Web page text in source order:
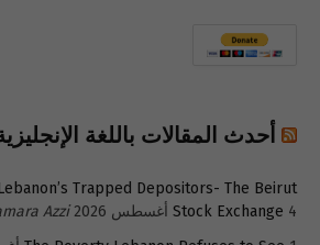
أحدث المقالات باللغة
Trapped Depositors- The Beirut
Stock Exchange 4 أغسطس 2026
Azzi